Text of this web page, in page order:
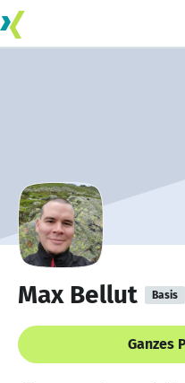
Max Bellut Basis
Ganzes